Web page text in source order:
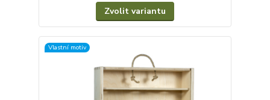
Zvolit variantu
Vlastní motiv